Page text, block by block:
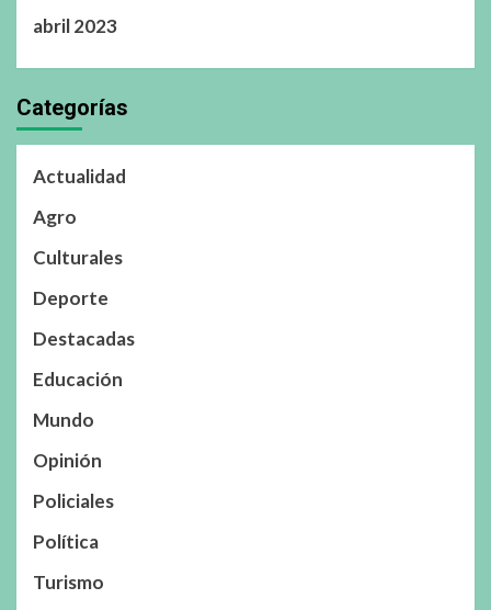
abril 2023
Categorías
Actualidad
Agro
Culturales
Deporte
Destacadas
Educación
Mundo
Opinión
Policiales
Política
Turismo